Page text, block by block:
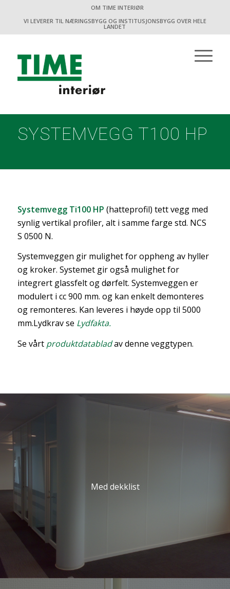
OM TIME INTERIØR
VI LEVERER TIL NÆRINGSBYGG OG INSTITUSJONSBYGG OVER HELE
LANDET
SYSTEMVEGG T100 HP
Systemvegg Ti100 HP (hatteprofil) tett vegg med
synlig vertikal profiler, alt i samme farge std. NCS
S 0500 N.
Systemveggen gir mulighet for oppheng av hyller
og kroker. Systemet gir også mulighet for
integrert glassfelt og dørfelt. Systemveggen er
modulert i cc 900 mm. og kan enkelt demonteres
og remonteres. Kan leveres i høyde opp til 5000
mm.Lydkrav se Lydfakta.
Se vårt produktdatabladav denne veggtypen.
Med dekklist